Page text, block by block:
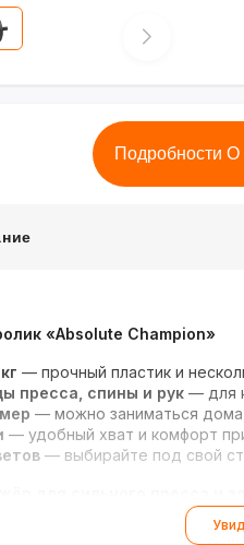
Подробности О
«Absolute Champion»
— прочный пластик и
пресса, спины и рук — для
— можно заниматься
— удобный хват и комфорт
— выбирайте под свой